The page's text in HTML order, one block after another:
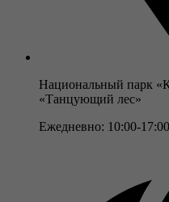
Национальный парк
«Танцующий лес»
Ежедневно: 10:00-17:00